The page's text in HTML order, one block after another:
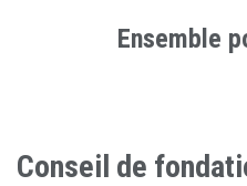
Ensemble
Conseil de